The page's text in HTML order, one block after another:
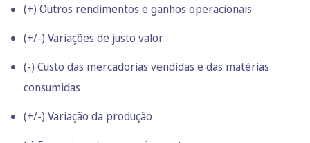
(+) Outros rendimentos e ganhos operacionais
(+/-) Variações de justo valor
(-) Custo das mercadorias vendidas e das matérias
consumidas
(+/-) Variação da produção